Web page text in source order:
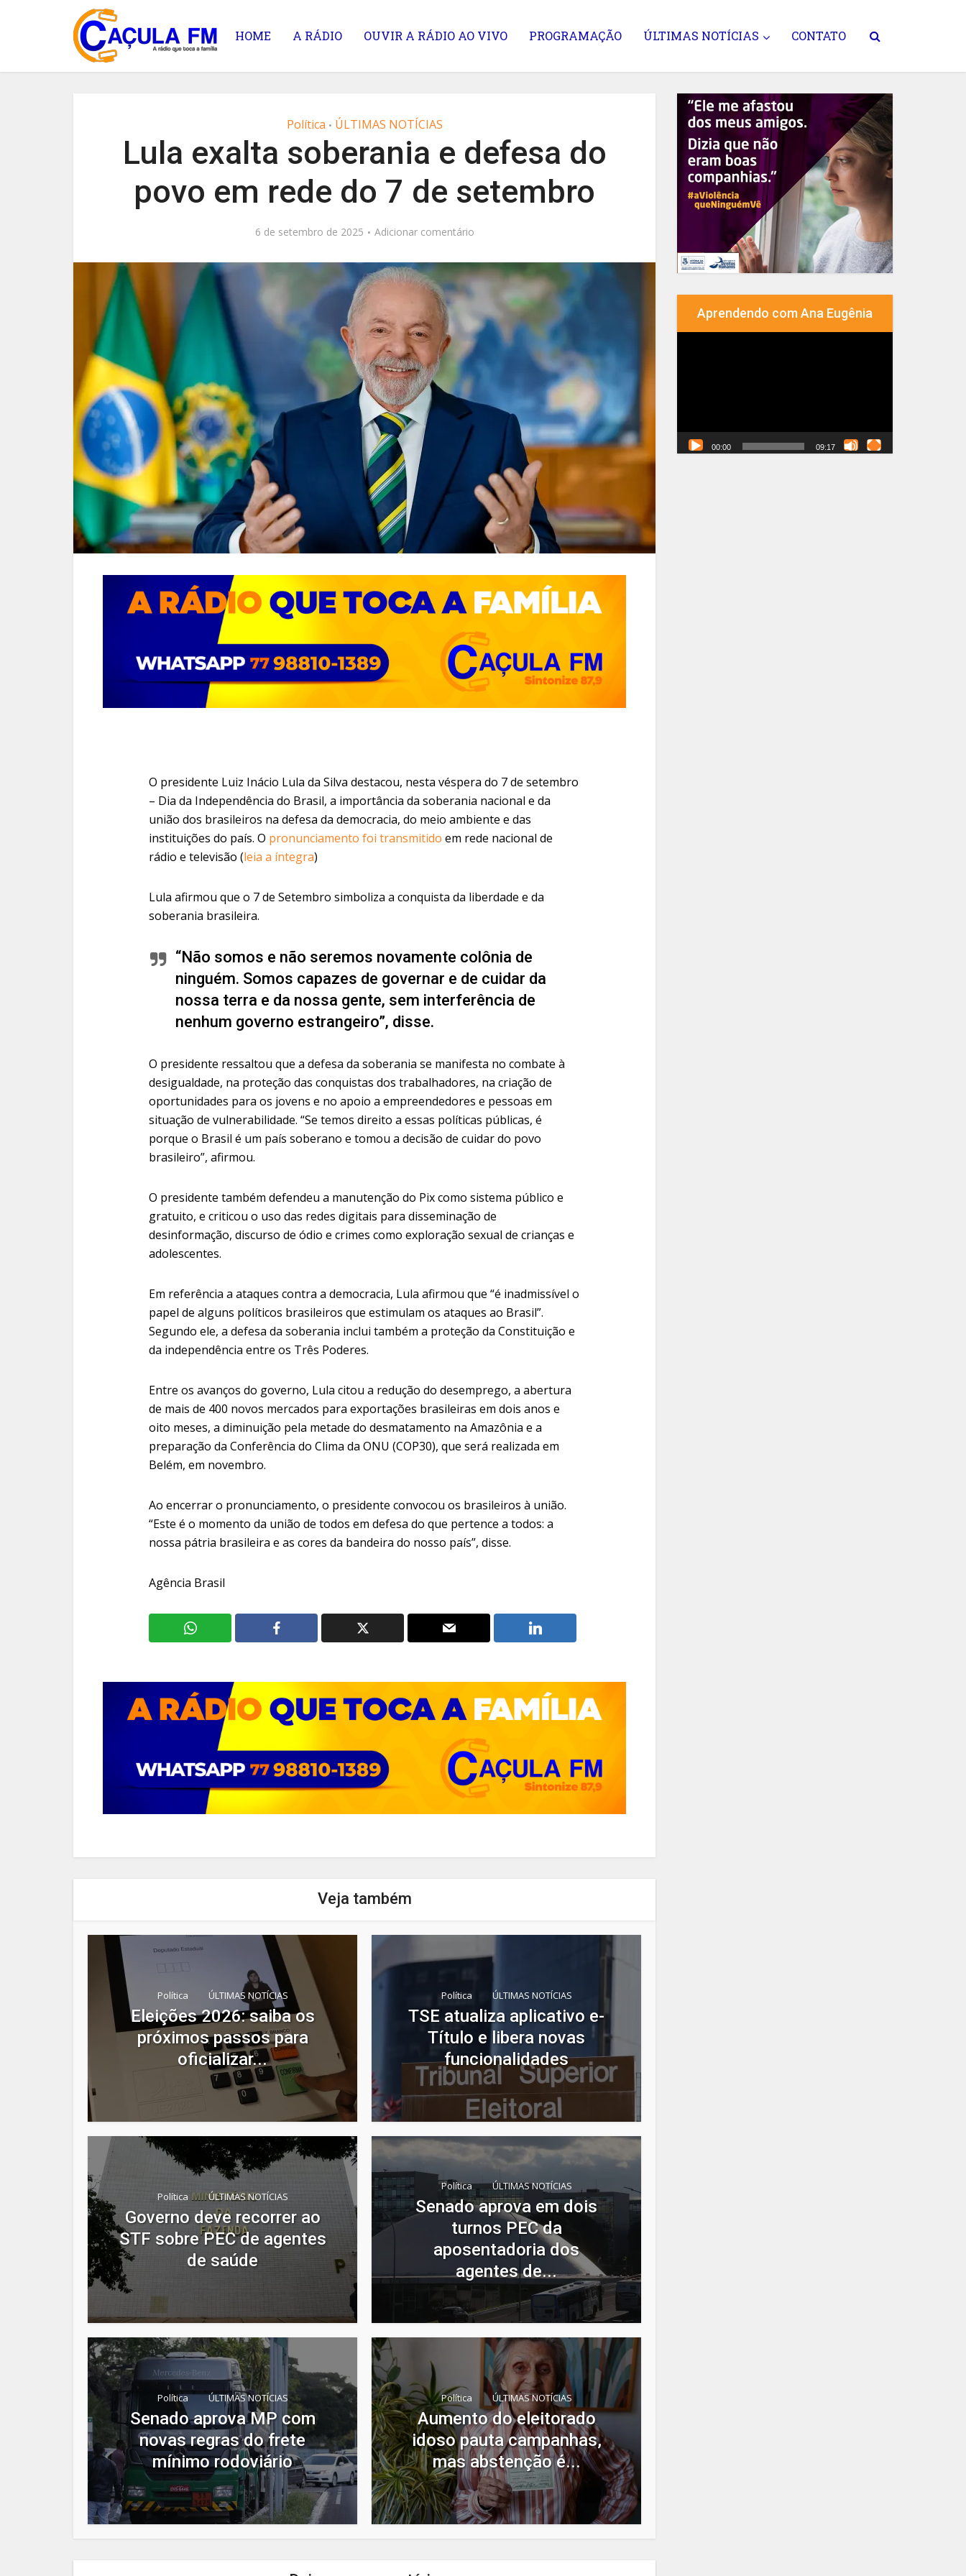
HOME A RÁDIO OUVIR A RÁDIO AO VIVO PROGRAMAÇÃO ÚLTIMAS NOTÍCIAS CONTATO
Política • ÚLTIMAS NOTÍCIAS
Lula exalta soberania e defesa do
povo em rede do 7 de setembro
6 de setembro de 2025 Adicionar comentário
O presidente Luiz Inácio Lula da Silva destacou, nesta véspera do 7 de setembro
– Dia da Independência do Brasil, a importância da soberania nacional e da
união dos brasileiros na defesa da democracia, do meio ambiente e das
instituições do país. O pronunciamento foi transmitido em rede nacional de
rádio e televisão (leia a íntegra)
Lula afirmou que o 7 de Setembro simboliza a conquista da liberdade e da
soberania brasileira.
“Não somos e não seremos novamente colônia de
ninguém. Somos capazes de governar e de cuidar da
nossa terra e da nossa gente, sem interferência de
nenhum governo estrangeiro”, disse.
O presidente ressaltou que a defesa da soberania se manifesta no combate à
desigualdade, na proteção das conquistas dos trabalhadores, na criação de
oportunidades para os jovens e no apoio a empreendedores e pessoas em
situação de vulnerabilidade. “Se temos direito a essas políticas públicas, é
porque o Brasil é um país soberano e tomou a decisão de cuidar do povo
brasileiro”, afirmou.
O presidente também defendeu a manutenção do Pix como sistema público e
gratuito, e criticou o uso das redes digitais para disseminação de
desinformação, discurso de ódio e crimes como exploração sexual de crianças e
adolescentes.
Em referência a ataques contra a democracia, Lula afirmou que “é inadmissível o
papel de alguns políticos brasileiros que estimulam os ataques ao Brasil”.
Segundo ele, a defesa da soberania inclui também a proteção da Constituição e
da independência entre os Três Poderes.
Entre os avanços do governo, Lula citou a redução do desemprego, a abertura
de mais de 400 novos mercados para exportações brasileiras em dois anos e
oito meses, a diminuição pela metade do desmatamento na Amazônia e a
preparação da Conferência do Clima da ONU (COP30), que será realizada em
Belém, em novembro.
Ao encerrar o pronunciamento, o presidente convocou os brasileiros à união.
“Este é o momento da união de todos em defesa do que pertence a todos: a
nossa pátria brasileira e as cores da bandeira do nosso país”, disse.
Agência Brasil
Veja também
Política ÚLTIMAS NOTÍCIAS
Eleições 2026: saiba os
próximos passos para
oficializar...
Política ÚLTIMAS NOTÍCIAS
TSE atualiza aplicativo e-
Título e libera novas
funcionalidades
Política ÚLTIMAS NOTÍCIAS
Governo deve recorrer ao
STF sobre PEC de agentes
de saúde
Política ÚLTIMAS NOTÍCIAS
Senado aprova em dois
turnos PEC da
aposentadoria dos
agentes de...
Política ÚLTIMAS NOTÍCIAS
Senado aprova MP com
novas regras do frete
mínimo rodoviário
Política ÚLTIMAS NOTÍCIAS
Aumento do eleitorado
idoso pauta campanhas,
mas abstenção é...
Aprendendo com Ana Eugênia
00:00 09:17